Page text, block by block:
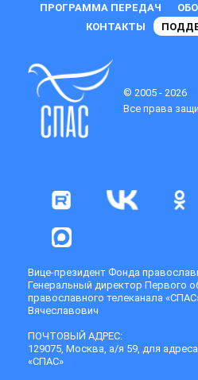
ПРОГРАММА ПЕРЕДАЧ
КОНТАКТЫ
© 2005 - 2026
Все права
Вице-президент Фонда
Генеральный директор Первого
православного телеканала
Вячеславович
ПОЧТОВЫЙ АДРЕС:
129075, Москва, а/я 59, для
«СПАС»